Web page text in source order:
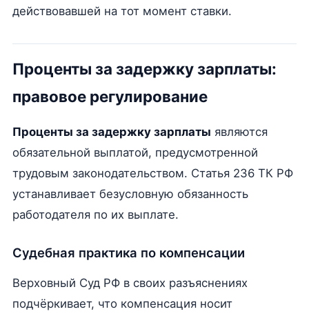
действовавшей на тот момент ставки.
Проценты за задержку зарплаты:
правовое регулирование
Проценты за задержку зарплаты являются
обязательной выплатой, предусмотренной
трудовым законодательством. Статья 236 ТК РФ
устанавливает безусловную обязанность
работодателя по их выплате.
Судебная практика по компенсации
Верховный Суд РФ в своих разъяснениях
подчёркивает, что компенсация носит